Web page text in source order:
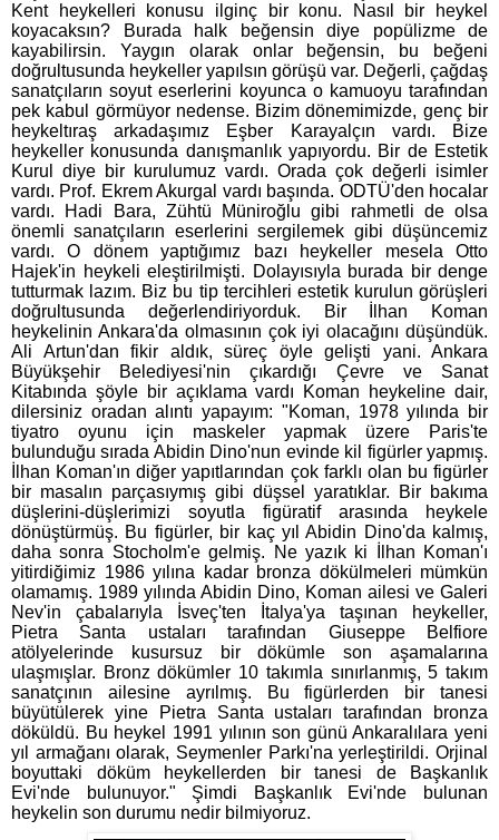
Kent heykelleri konusu ilginç bir konu. Nasıl bir heykel
koyacaksın? Burada halk beğensin diye popülizme de
kayabilirsin. Yaygın olarak onlar beğensin, bu beğeni
doğrultusunda heykeller yapılsın görüşü var. Değerli, çağdaş
sanatçıların soyut eserlerini koyunca o kamuoyu tarafından
pek kabul görmüyor nedense. Bizim dönemimizde, genç bir
heykeltıraş arkadaşımız Eşber Karayalçın vardı. Bize
heykeller konusunda danışmanlık yapıyordu. Bir de Estetik
Kurul diye bir kurulumuz vardı. Orada çok değerli isimler
vardı. Prof. Ekrem Akurgal vardı başında. ODTÜ'den hocalar
vardı. Hadi Bara, Zühtü Müniroğlu gibi rahmetli de olsa
önemli sanatçıların eserlerini sergilemek gibi düşüncemiz
vardı. O dönem yaptığımız bazı heykeller mesela Otto
Hajek'in heykeli eleştirilmişti. Dolayısıyla burada bir denge
tutturmak lazım. Biz bu tip tercihleri estetik kurulun görüşleri
doğrultusunda değerlendiriyorduk. Bir İlhan Koman
heykelinin Ankara'da olmasının çok iyi olacağını düşündük.
Ali Artun'dan fikir aldık, süreç öyle gelişti yani. Ankara
Büyükşehir Belediyesi'nin çıkardığı Çevre ve Sanat
Kitabında şöyle bir açıklama vardı Koman heykeline dair,
dilersiniz oradan alıntı yapayım: "Koman, 1978 yılında bir
tiyatro oyunu için maskeler yapmak üzere Paris'te
bulunduğu sırada Abidin Dino'nun evinde kil figürler yapmış.
İlhan Koman'ın diğer yapıtlarından çok farklı olan bu figürler
bir masalın parçasıymış gibi düşsel yaratıklar. Bir bakıma
düşlerini-düşlerimizi soyutla figüratif arasında heykele
dönüştürmüş. Bu figürler, bir kaç yıl Abidin Dino'da kalmış,
daha sonra Stocholm'e gelmiş. Ne yazık ki İlhan Koman'ı
yitirdiğimiz 1986 yılına kadar bronza dökülmeleri mümkün
olamamış. 1989 yılında Abidin Dino, Koman ailesi ve Galeri
Nev'in çabalarıyla İsveç'ten İtalya'ya taşınan heykeller,
Pietra Santa ustaları tarafından Giuseppe Belfiore
atölyelerinde kusursuz bir dökümle son aşamalarına
ulaşmışlar. Bronz dökümler 10 takımla sınırlanmış, 5 takım
sanatçının ailesine ayrılmış. Bu figürlerden bir tanesi
büyütülerek yine Pietra Santa ustaları tarafından bronza
döküldü. Bu heykel 1991 yılının son günü Ankaralılara yeni
yıl armağanı olarak, Seymenler Parkı'na yerleştirildi. Orjinal
boyuttaki döküm heykellerden bir tanesi de Başkanlık
Evi'nde bulunuyor." Şimdi Başkanlık Evi'nde bulunan
heykelin son durumu nedir bilmiyoruz.